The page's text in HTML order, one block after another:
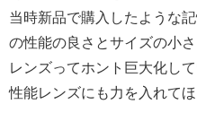
当時新品で購入したような
の性能の良さとサイズの小
レンズってホント巨大化し
性能レンズにも力を入れてほ